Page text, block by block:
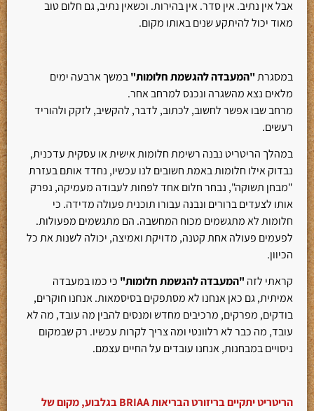
אבל אין נתיב. אין סדר. אין בהירות. וכשאין נתיב, גם חלום טוב
מאוד יכול להיתקע שנים באותו מקום.
במסגרת"המעבדה להגשמת חלומות"במשך ארבעה ימים
מלאים נצא מהשגרה ונכנס למרחב אחר.
מרחב שבו אפשר לחשוב, לכתוב, לדבר, להקשיב, לזקק ולהוריד
רעשים.
במהלך הריטריט נבנה רשימת חלומות אישית או עסקית עדכנית,
נבדוק אילו חלומות באמת חשובים לנו עכשיו, נחדד אותם בעזרת
"מבחן תשוקה", נבחר חלום אחד לפחות לעבודה מעמיקה, נפרק
אותו לצעדים ברורים ונבנה עבורו תוכנית פעולה מדידה. כי
חלומות לא מתגשמים מכוח המחשבה. הם מתגשמים מפעולות.
לפעמים פעולה אחת קטנה, מדויקת ואמיצה, יכולה לשנות את כל
הכיוון.
קראתי לזה "המעבדה להגשמת חלומות" כי כמו במעבדה
אמיתית, גם כאן אנחנו לא מסתפקים בסיסמאות. אנחנו חוקרים,
בודקים, מפרקים, מרכיבים מחדש ומנסים להבין מה עובד, מה לא
עובד, מה כבר לא רלוונטי ומה צריך לקרות עכשיו. רק שבמקום
ניסויים במבחנות, אנחנו עובדים על החיים עצמם.
הריטריט יתקיים בריזורט הבריאות BRIAA בגלבוע, מקום של